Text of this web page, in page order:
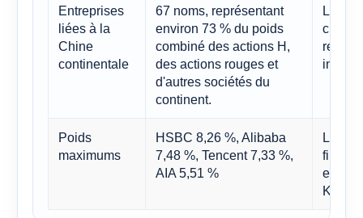
Entreprises
liées à la
Chine
continentale
67 noms, représentant
environ 73 % du poids
combiné des actions H,
des actions rouges et
d'autres sociétés du
continent.
La
climat
Poids
maximums
HSBC 8,26 %, Alibaba
7,48 %, Tencent 7,33 %,
AIA 5,51 %
et un
Kong.